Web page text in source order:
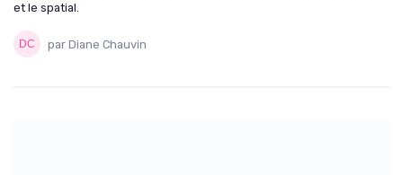
et le spatial.
par Diane Chauvin